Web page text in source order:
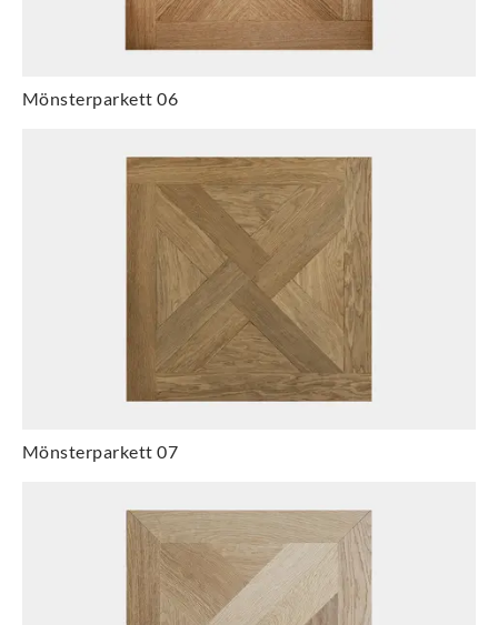
Mönsterparkett 06
Mönsterparkett 07